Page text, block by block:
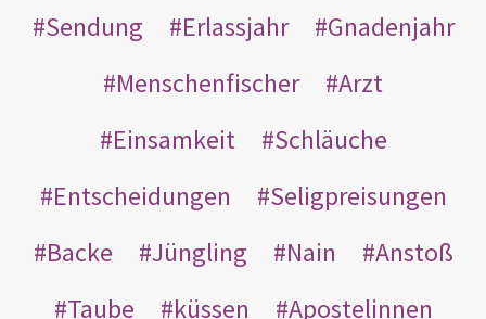
Sendung
Erlassjahr
Gnadenjahr
Menschenfischer
Arzt
Einsamkeit
Schläuche
Entscheidungen
Seligpreisungen
Backe
Jüngling Nain
Anstoß
Taube
küssen
Apostelinnen